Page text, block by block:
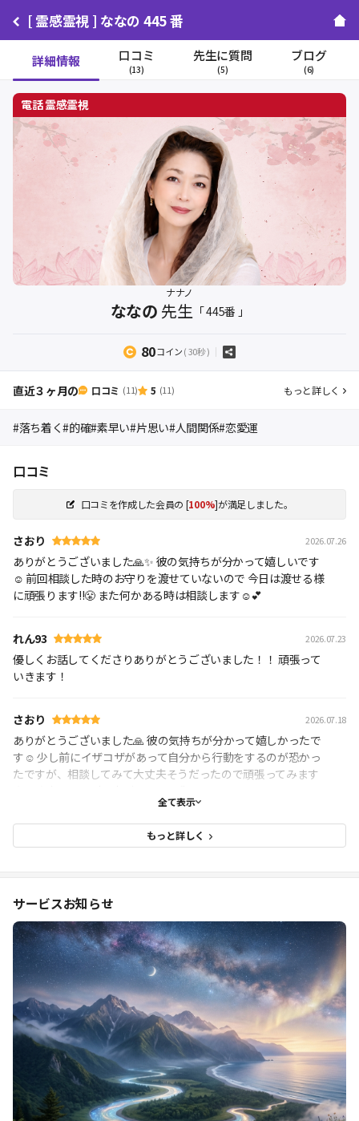
[ 霊感霊視 ] ななの 445 番
詳細情報 口コミ
(13)
先生に質問
(5)
ブログ
(6)
ナナノ
ななの 先生 「 445番 」
80コイン( 30秒 )
直近３ヶ月の 口コミ (11) 5 (11) もっと詳しく
#落ち着く#的確#素早い#片思い#人間関係#恋愛運
口コミ
口コミを作成した会員の [100%]が満足しました。
さおり 2026.07.26
ありがとうございました🙏✨ 彼の気持ちが分かって嬉しいです
☺️ 前回相談した時のお守りを渡せていないので 今日は渡せる様
に頑張ります!!😤 また何かある時は相談します☺️💕
れん93 2026.07.23
優しくお話してくださりありがとうございました！！ 頑張って
いきます！
さおり 2026.07.18
ありがとうございました🙏 彼の気持ちが分かって嬉しかったで
す☺️ 少し前にイザコザがあって自分から行動をするのが恐かっ
たですが、相談してみて大丈夫そうだったので頑張ってみます
全て表示
もっと詳しく
サービスお知らせ